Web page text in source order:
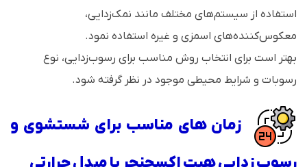
استفاده از سیستم‌های مختلف مانند نمک‌زدایی،
معکوس‌کننده‌های اسمزی و غیره استفاده نمود.
بهتر است برای انتخاب روش مناسب برای رسوب‌زدایی، نوع
رسوبات و شرایط محیطی موجود در نظر گرفته شود.
زمان های مناسب برای شستشوی و